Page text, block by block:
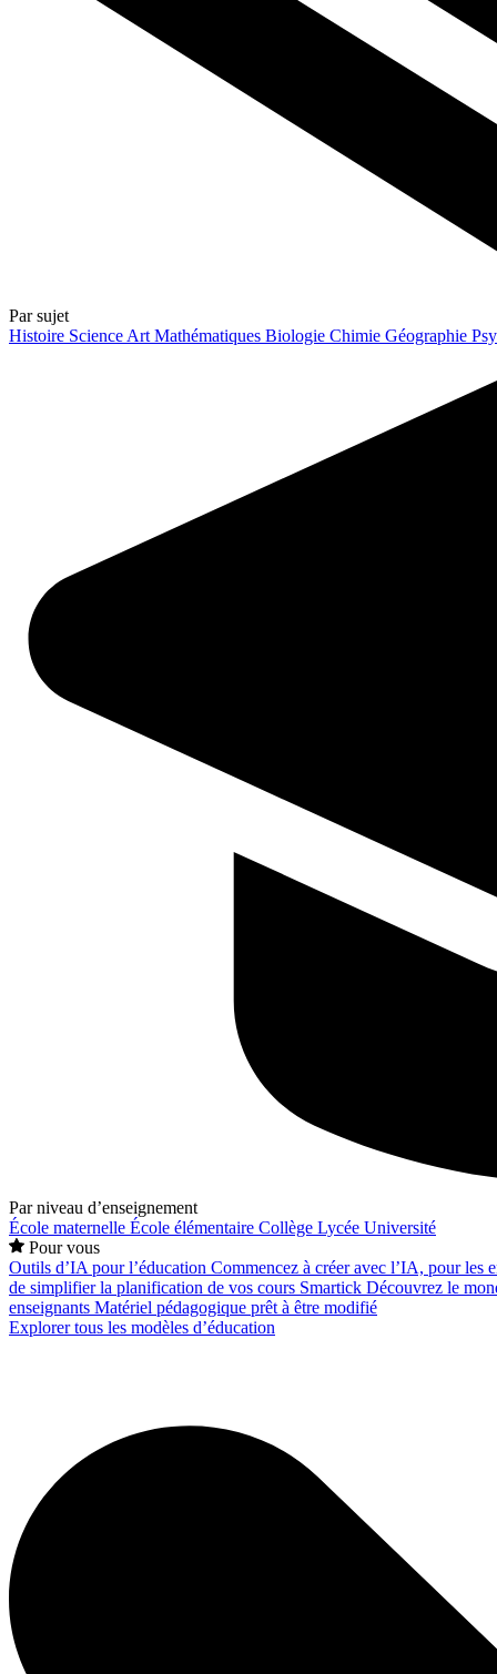
Par sujet
Histoire Science Art Mathématiques Biologie Chimie Géographie
Par niveau d’enseignement
École maternelle École élémentaire Collège Lycée Université
Pour vous
Outils d’IA pour l’éducation Commencez à créer avec l’IA, pour les
de simplifier la planification de vos cours Smartick Découvrez le
enseignants Matériel pédagogique prêt à être modifié
Explorer tous les modèles d’éducation